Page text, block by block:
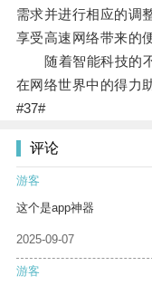
需求并进行相应的调
享受高速网络带来的
随着智能科技的不
在网络世界中的得力
#37#
评论
游客
这个是app神器
2025-09-07
游客